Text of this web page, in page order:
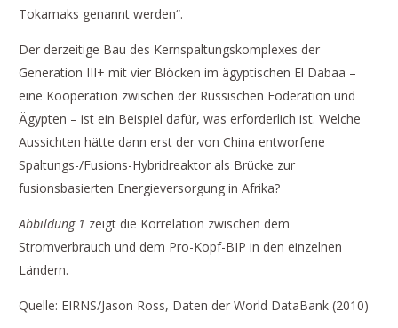
Tokamaks genannt werden“.
Der derzeitige Bau des Kernspaltungs­komplexes der
Generation III+ mit vier Blöcken im ägyptischen El Dabaa –
eine Kooperation zwischen der Russischen Föderation und
Ägypten – ist ein Beispiel dafür, was erforderlich ist. Welche
Aussichten hätte dann erst der von China entworfene
Spaltungs-/Fusions-Hybridreaktor als Brücke zur
fusionsbasierten Energieversorgung in Afrika?
Abbildung 1 zeigt die Korrelation zwischen dem
Stromverbrauch und dem Pro-Kopf-BIP in den einzelnen
Ländern.
Quelle: EIRNS/Jason Ross, Daten der World DataBank (2010)